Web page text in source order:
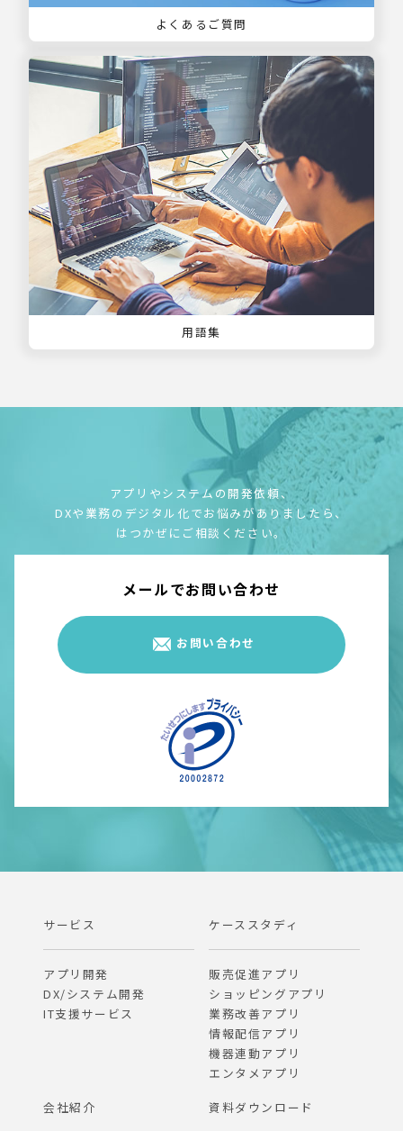
よくあるご質問
用語集
アプリやシステムの開発依頼、
DXや業務のデジタル化でお悩みがありましたら、
はつかぜにご相談ください。
メールでお問い合わせ
お問い合わせ
サービス
アプリ開発
DX/システム開発
IT支援サービス
ケーススタディ
販売促進アプリ
ショッピングアプリ
業務改善アプリ
情報配信アプリ
機器連動アプリ
エンタメアプリ
会社紹介
資料ダウンロード